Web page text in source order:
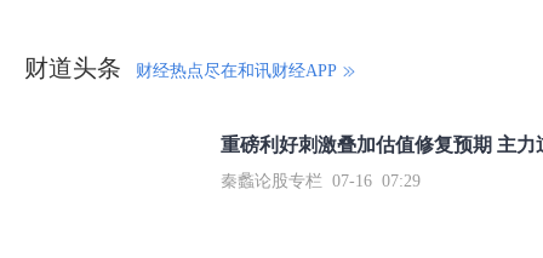
财道头条 财经热点尽在和讯财经APP
秦蠡论股专栏 07-16 07:29